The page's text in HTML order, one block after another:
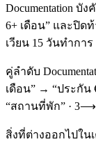
Documentation บั
6+ เดือน” และปิด
เวียน 15 วันทำการ
คู่ลำดับ
เดือน” → “ประกัน
“สถานที่พัก” ·
สิ่งที่ต่างออกไปในเ